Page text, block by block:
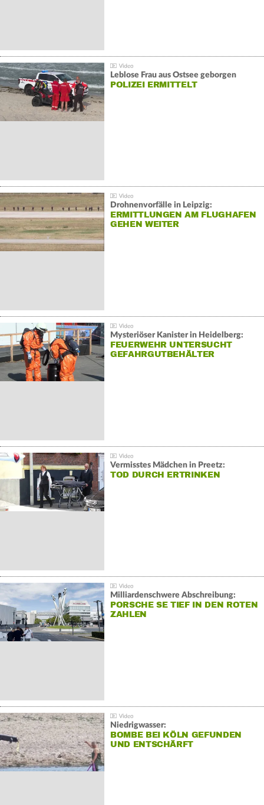
Leblose Frau aus Ostsee geborgen
POLIZEI ERMITTELT
Drohnenvorfälle in Leipzig:
ERMITTLUNGEN AM FLUGHAFEN
GEHEN WEITER
Mysteriöser Kanister in Heidelberg:
FEUERWEHR UNTERSUCHT
GEFAHRGUTBEHÄLTER
Vermisstes Mädchen in Preetz:
TOD DURCH ERTRINKEN
Milliardenschwere Abschreibung:
PORSCHE SE TIEF IN DEN ROTEN
ZAHLEN
Niedrigwasser:
BOMBE BEI KÖLN GEFUNDEN
UND ENTSCHÄRFT